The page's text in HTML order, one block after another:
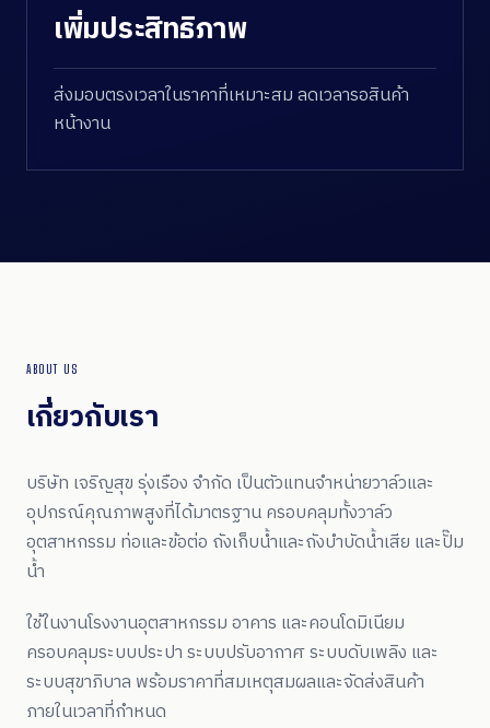
เพิ่มประสิทธิภาพ
ส่งมอบตรงเวลาในราคาที่เหมาะสม ลดเวลารอสินค้า
หน้างาน
ABOUT US
เกี่ยวกับเรา
บริษัท เจริญสุข รุ่งเรือง จำกัด เป็นตัวแทนจำหน่ายวาล์วและ
อุปกรณ์คุณภาพสูงที่ได้มาตรฐาน ครอบคลุมทั้งวาล์ว
อุตสาหกรรม ท่อและข้อต่อ ถังเก็บน้ำและถังบำบัดน้ำเสีย และปั๊ม
น้ำ
ใช้ในงานโรงงานอุตสาหกรรม อาคาร และคอนโดมิเนียม
ครอบคลุมระบบประปา ระบบปรับอากาศ ระบบดับเพลิง และ
ระบบสุขาภิบาล พร้อมราคาที่สมเหตุสมผลและจัดส่งสินค้า
ภายในเวลาที่กำหนด